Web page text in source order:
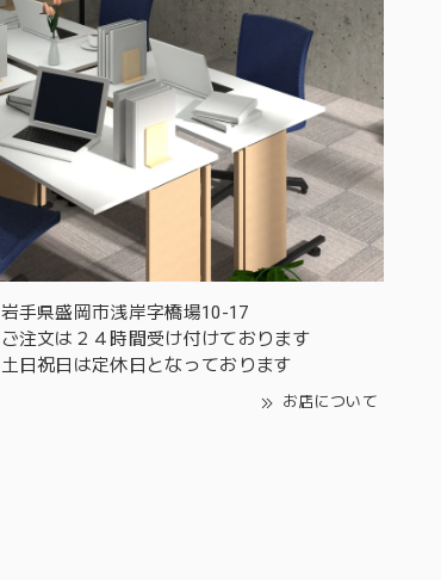
岩手県盛岡市浅岸字橋場10-17
ご注文は２４時間受け付けております
土日祝日は定休日となっております
お店について